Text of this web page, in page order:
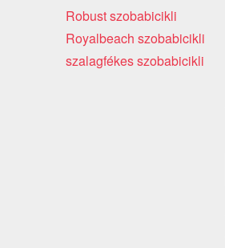
Robust szobabicikli
Royalbeach szobabicikli
szalagfékes szobabicikli